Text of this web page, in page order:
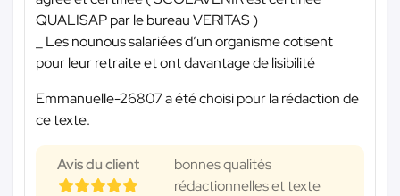
QUALISAP par le bureau VERITAS )
_ Les nounous salariées d’un organisme cotisent
pour leur retraite et ont davantage de lisibilité
Emmanuelle-26807 a été choisi pour la rédaction de
ce texte.
Avis du client
bonnes qualités
rédactionnelles et texte